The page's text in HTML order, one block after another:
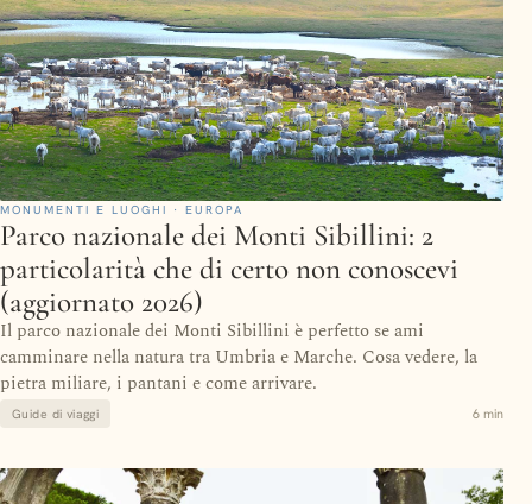
MONUMENTI E LUOGHI · EUROPA
Parco nazionale dei Monti Sibillini: 2
particolarità che di certo non conoscevi
(aggiornato 2026)
Il parco nazionale dei Monti Sibillini è perfetto se ami
camminare nella natura tra Umbria e Marche. Cosa vedere, la
pietra miliare, i pantani e come arrivare.
Guide di viaggi 6 min